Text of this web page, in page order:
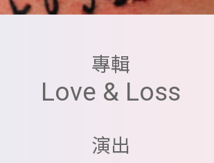
專輯
Love & Loss
演出